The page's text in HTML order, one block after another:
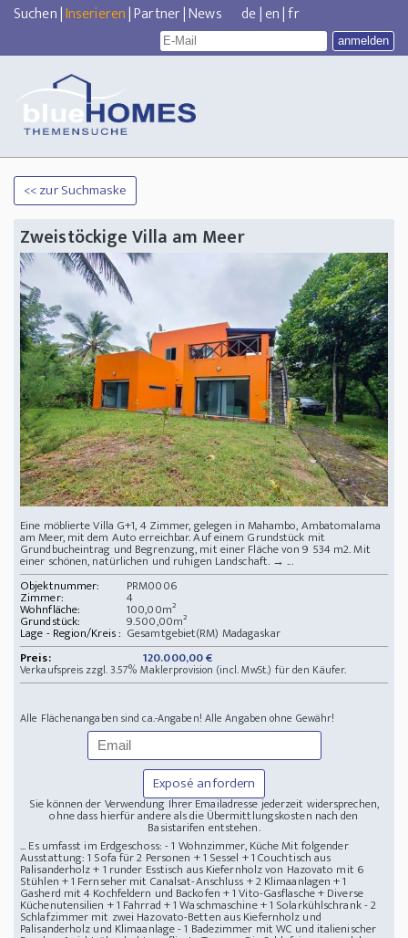
Suchen|Inserieren|Partner|News de|en|fr
<< zur Suchmaske
Zweistöckige Villa am Meer
Eine möblierte Villa G+1, 4 Zimmer, gelegen in Mahambo, Ambatomalama
am Meer, mit dem Auto erreichbar. Auf einem Grundstück mit
Grundbucheintrag und Begrenzung, mit einer Fläche von 9 534 m2. Mit
einer schönen, natürlichen und ruhigen Landschaft. → ...
Objektnummer:
PRM0006
Zimmer: 4
Wohnfläche: 100,00m²
Grundstück: 9.500,00m²
Lage - Region/Kreis : Gesamtgebiet(RM) Madagaskar
Preis:
120.000,00 €
Verkaufspreis zzgl. 3.57% Maklerprovision (incl. MwSt.) für den Käufer.
Alle Flächenangaben sind ca.-Angaben! Alle Angaben ohne Gewähr!
Exposé anfordern
Sie können der Verwendung Ihrer Emailadresse jederzeit widersprechen,
ohne dass hierfür andere als die Übermittlungskosten nach den
Basistarifen entstehen.
... Es umfasst im Erdgeschoss: - 1 Wohnzimmer, Küche Mit folgender
Ausstattung: 1 Sofa für 2 Personen + 1 Sessel + 1 Couchtisch aus
Palisanderholz + 1 runder Esstisch aus Kiefernholz von Hazovato mit 6
Stühlen + 1 Fernseher mit Canalsat-Anschluss + 2 Klimaanlagen + 1
Gasherd mit 4 Kochfeldern und Backofen + 1 Vito-Gasflasche + Diverse
Küchenutensilien + 1 Fahrrad + 1 Waschmaschine + 1 Solarkühlschrank - 2
Schlafzimmer mit zwei Hazovato-Betten aus Kiefernholz und
Palisanderholz und Klimaanlage - 1 Badezimmer mit WC und italienischer